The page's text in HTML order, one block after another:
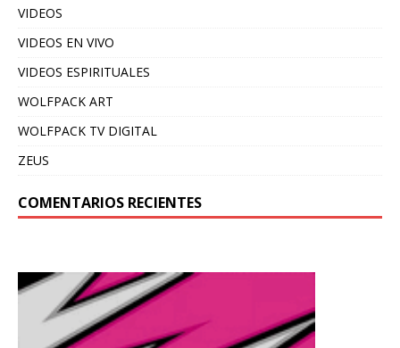
VIDEOS
VIDEOS EN VIVO
VIDEOS ESPIRITUALES
WOLFPACK ART
WOLFPACK TV DIGITAL
ZEUS
COMENTARIOS RECIENTES